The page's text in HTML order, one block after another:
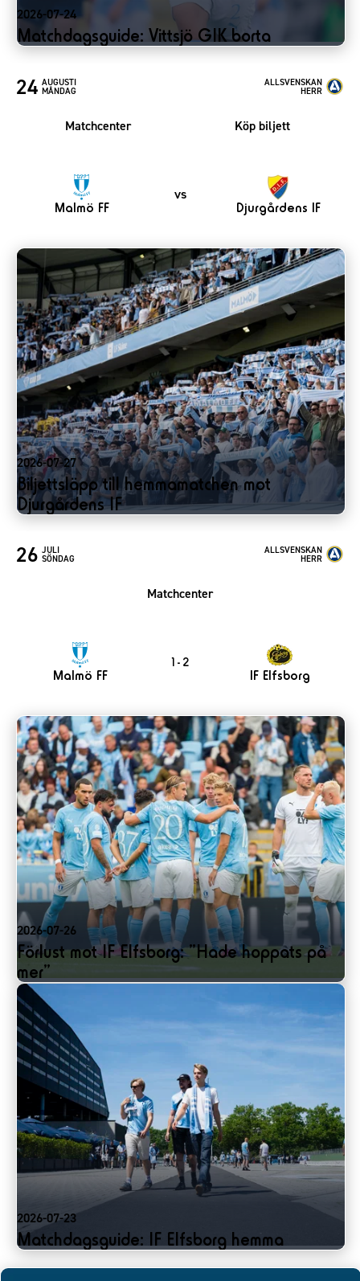
2026-07-24
Matchdagsguide: Vittsjö GIK borta
MÅNDAG
24 AUGUSTI ALLSVENSKAN
HERR
Malmö FF
vs
Djurgårdens IF
Matchcenter Köp biljett
2026-07-27
Biljettsläpp till hemmamatchen mot
Djurgårdens IF
SÖNDAG
26 JULI ALLSVENSKAN
HERR
Malmö FF
1 - 2
IF Elfsborg
Matchcenter
2026-07-26
Förlust mot IF Elfsborg: ”Hade hoppats på
mer”
2026-07-23
Matchdagsguide: IF Elfsborg hemma